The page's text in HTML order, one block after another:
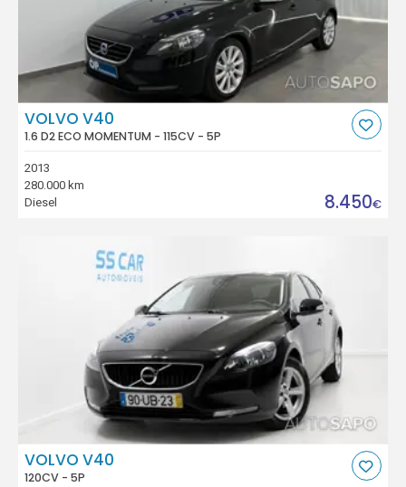
VOLVO V40
1.6 D2 ECO MOMENTUM - 115CV - 5P
2013
280.000 km
Diesel
8.450€
VOLVO V40
120CV - 5P